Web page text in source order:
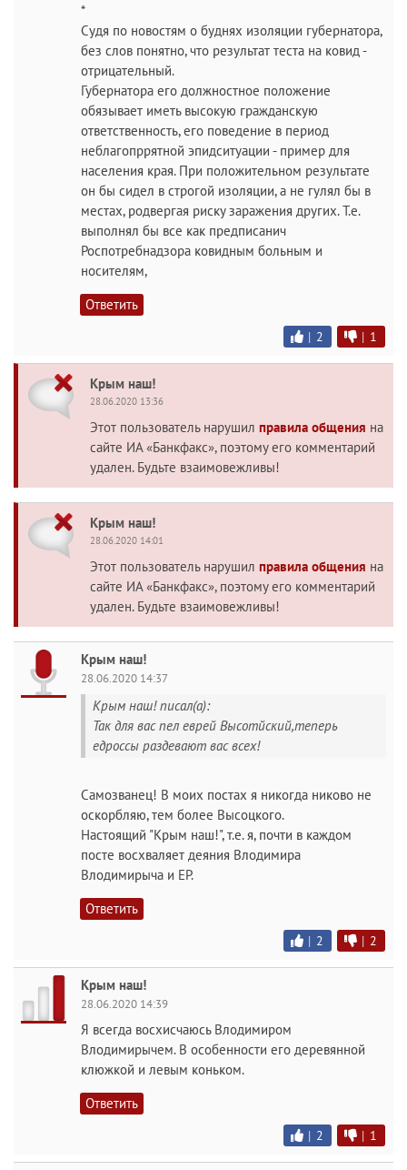
*
Судя по новостям о буднях изоляции губернатора,
без слов понятно, что результат теста на ковид -
отрицательный.
Губернатора его должностное положение
обязывает иметь высокую гражданскую
ответственность, его поведение в период
неблагопррятной эпидситуации - пример для
населения края. При положительном результате
он бы сидел в строгой изоляции, а не гулял бы в
местах, родвергая риску заражения других. Т.е.
выполнял бы все как предписанич
Роспотребнадзора ковидным больным и
носителям,
Ответить
| 2 | 1
Крым наш!
28.06.2020 13:36
Этот пользователь нарушил правила общения на
сайте ИА «Банкфакс», поэтому его комментарий
удален. Будьте взаимовежливы!
Крым наш!
28.06.2020 14:01
Этот пользователь нарушил правила общения на
сайте ИА «Банкфакс», поэтому его комментарий
удален. Будьте взаимовежливы!
Kрым наш!
28.06.2020 14:37
Крым наш! писал(а):
Так для вас пел еврей Высотйский,теперь
едроссы раздевают вас всех!
Самозванец! В моих постах я никогда никово не
оскорбляю, тем более Высоцкого.
Настоящий "Крым наш!", т.е. я, почти в каждом
посте восхваляет деяния Влодимира
Влодимирыча и ЕР.
Ответить
| 2 | 2
Kрым наш!
28.06.2020 14:39
Я всегда восхисчаюсь Влодимиром
Влодимирычем. В особенности его деревянной
клюжкой и левым коньком.
Ответить
| 2 | 1